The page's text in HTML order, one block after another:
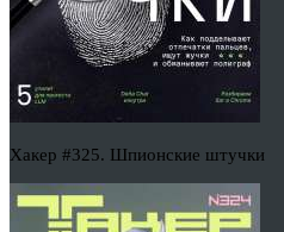
Хакер #325. Шпионские штучки